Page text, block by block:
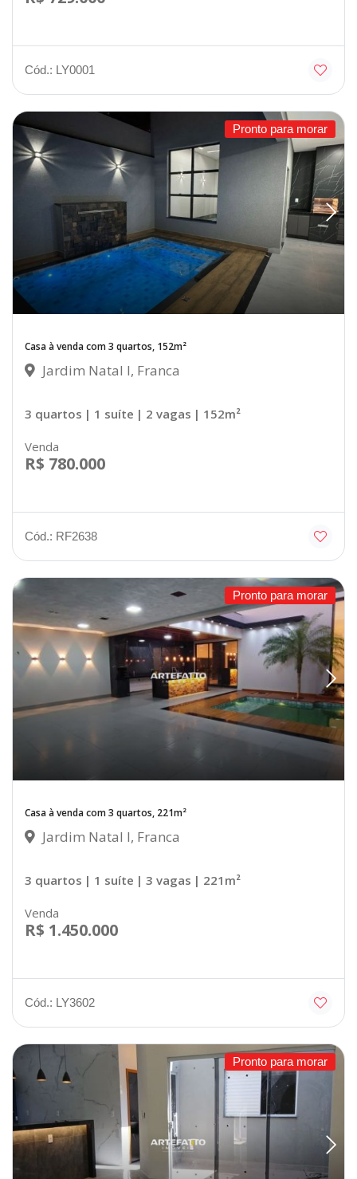
Cód.: LY0001
Pronto para morar
Casa à venda com 3 quartos, 152m²
Jardim Natal I, Franca
3 quartos | 1 suíte | 2 vagas | 152m²
Venda
R$ 780.000
Cód.: RF2638
Pronto para morar
Casa à venda com 3 quartos, 221m²
Jardim Natal I, Franca
3 quartos | 1 suíte | 3 vagas | 221m²
Venda
R$ 1.450.000
Cód.: LY3602
Pronto para morar